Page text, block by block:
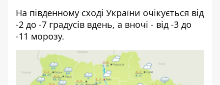
На південному сході України очікується від
-2 до -7 градусів вдень, а вночі - від -3 до
-11 морозу.